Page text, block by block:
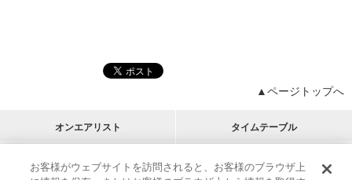
▲ページトップへ
オンエアリスト タイムテーブル
プログラムリスト チャート
お客様がウェブサイトを訪問されると、お客様のブラウザ上